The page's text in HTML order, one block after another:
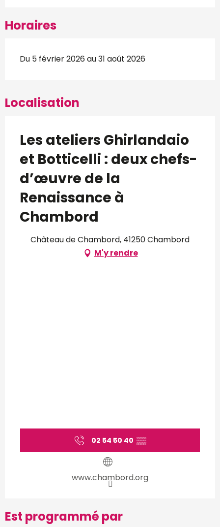
Horaires
Du 5 février 2026 au 31 août 2026
Localisation
Les ateliers Ghirlandaio
et Botticelli : deux chefs-
d’œuvre de la
Renaissance à
Chambord
Château de Chambord, 41250 Chambord
M'y rendre
02 54 50 40 ▒▒
www.chambord.org
Est programmé par